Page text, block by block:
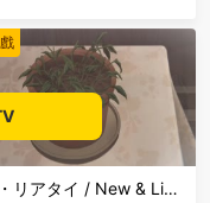
新作・リアタイ / New & Live Streams